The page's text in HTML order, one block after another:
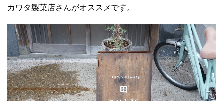
カワタ製菓店さんがオススメです。